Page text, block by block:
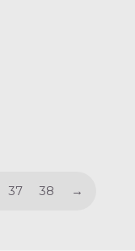
37 38 →